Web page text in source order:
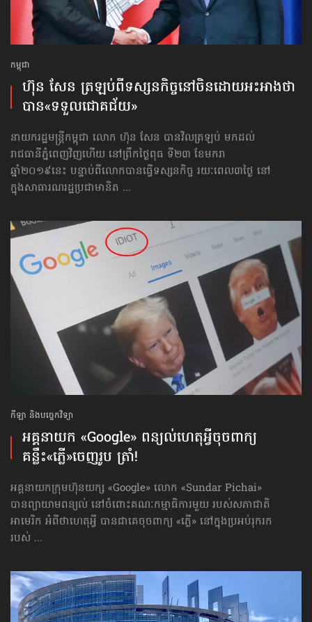
កម្ពុជា
ហ៊ុន សែន ត្រឡប់​ពីទស្សនកិច្ច​នៅចិន​ដោយ​អះអាង​ថា
បាន​«ទទួលជោគជ័យ»
នាយករដ្ឋមន្ត្រីកម្ពុជា លោក ហ៊ុន សែន បានវិលត្រឡប់ មកដល់
រាជធានីភ្នំពេញវិញហើយ នៅព្រឹកថ្ងៃពុធ ទី២៣ ខែមករា
ឆ្នាំ២០១៩នេះ បន្ទាប់ពីលោកបានធ្វើទស្សនកិច្ច រយៈពេល៣ថ្ងៃ នៅ
ក្នុងសាធារណរដ្ឋប្រជាមានិត ...
កីឡា និងបច្ចេកវិទ្យា
អគ្គនាយក «Google» ពន្យល់​ហេតុអ្វី​ចុច​ពាក្យ​
គន្លឹះ«ភ្លើ»​ចេញរូប ត្រាំ!
អគ្គនាយកក្រុមហ៊ុនយក្ស «Google» លោក «Sundar Pichai»
បានព្យាយាមពន្យល់ នៅចំពោះគណៈកម្មាធិការមួយ របស់សភាជាតិ
អាមេរិក អំពីថាហេតុអ្វី បានជាគេចុចពាក្យ «ភ្លើ» នៅក្នុងប្រអប់រុករក
របស់ ...